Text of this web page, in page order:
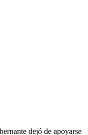
dejó de apoyarse